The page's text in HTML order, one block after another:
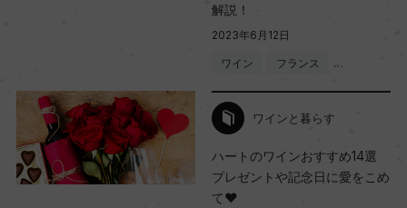
解説！
2023年6月12日
ワイン フランス …
ワインと暮らす
ハートのワインおすすめ14選
プレゼントや記念日に愛をこめ
て❤